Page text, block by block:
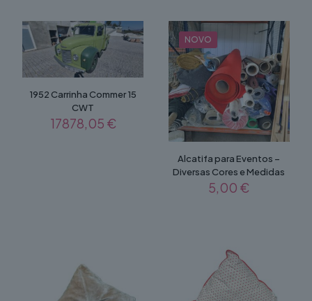
1952 Carrinha Commer 15
CWT
17878,05 €
NOVO
Alcatifa para Eventos –
Diversas Cores e Medidas
5,00 €